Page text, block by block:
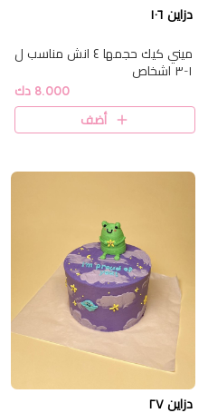
دزاين ١٠٦
ميني كيك حجمها ٤ انش مناسب ل
١-٣ اشخاص
8.000 دك
أضف
دزاين ٢٧